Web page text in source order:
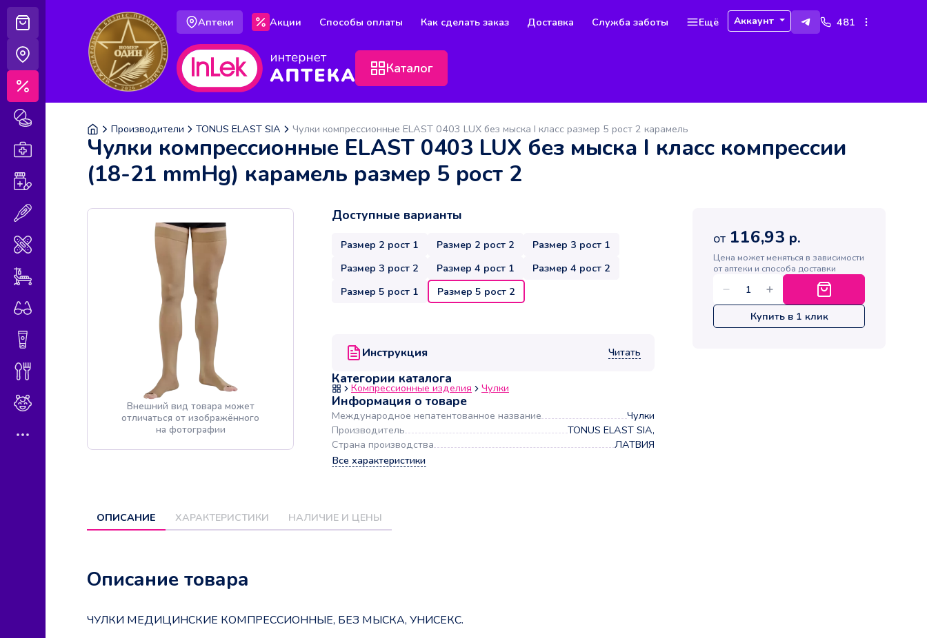
Витамины и БАДы
Медицинская техника
Аптеки Акции Способы оплаты Как сделать заказ Доставка Служба заботы Ещё Аккаунт 481
Каталог
Производители TONUS ELAST SIA Чулки компрессионные ELAST 0403 LUX без мыска I класс размер 5 рост 2 карамель
Чулки компрессионные ELAST 0403 LUX без мыска I класс компрессии
(18-21 mmHg) карамель размер 5 рост 2
Внешний вид товара может
отличаться от изображённого
на фотографии
Доступные варианты
Размер 2 рост 1 Размер 2 рост 2
Размер 3 рост 1
Размер 3 рост 2
Размер 4 рост 1
Размер 4 рост 2
Размер 5 рост 1
Размер 5 рост 2
Инструкция Читать
Категории каталога
Компрессионные изделия Чулки
Информация о товаре
Международное непатентованное название
Чулки
Производитель
TONUS ELAST SIA,
Страна производства
ЛАТВИЯ
Все характеристики
ОПИСАНИЕ ХАРАКТЕРИСТИКИ НАЛИЧИЕ И ЦЕНЫ
Описание товара
ЧУЛКИ МЕДИЦИНСКИЕ КОМПРЕССИОННЫЕ, БЕЗ МЫСКА, УНИСЕКС.
от 116,93 р.
Цена может меняться в зависимости
от аптеки и способа доставки
Купить в 1 клик